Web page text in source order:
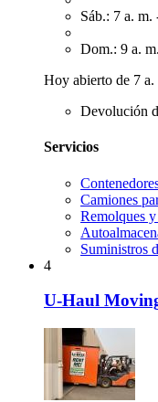
Sáb.: 7 a. m.
Dom.: 9 a.
Hoy abierto de 7
Devolución
Servicios
Camiones
Remolques
Suministros
4
U-Haul